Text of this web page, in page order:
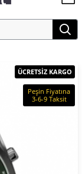
ÜCRETSİZ KARGO
Peşin Fiyatına
3-6-9 Taksit